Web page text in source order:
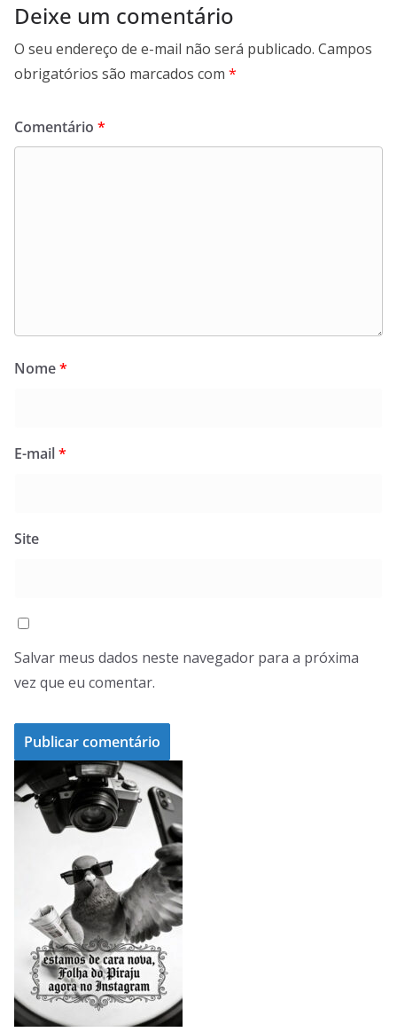
Deixe um comentário
O seu endereço de e-mail não será publicado. Campos
obrigatórios são marcados com *
Comentário *
Nome*
E-mail*
Site
Salvar meus dados neste navegador para a próxima
vez que eu comentar.